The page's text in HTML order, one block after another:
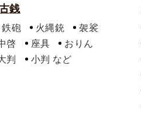
銭
鉄砲 火縄銃
袈裟
啓 座具
おりん
判 小判